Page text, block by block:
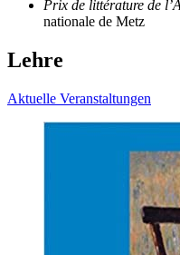
Prix de littérature de
nationale de Metz
Lehre
Aktuelle Veranstaltungen